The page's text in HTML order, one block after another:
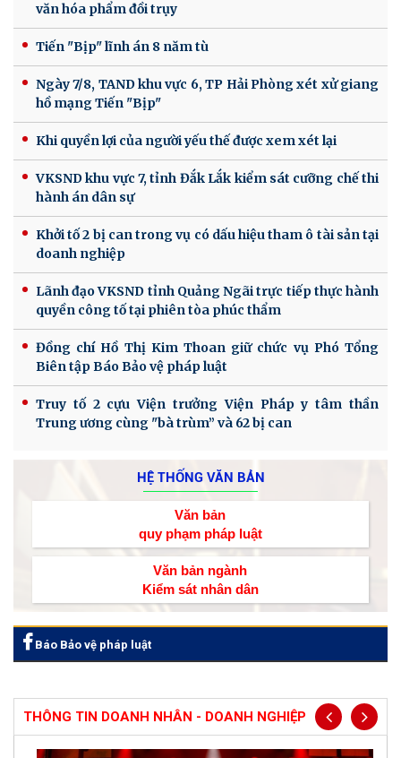
văn hóa phẩm đồi trụy
Tiến "Bịp" lĩnh án 8 năm tù
Ngày 7/8, TAND khu vực 6, TP Hải Phòng xét xử giang
hồ mạng Tiến "Bịp"
Khi quyền lợi của người yếu thế được xem xét lại
VKSND khu vực 7, tỉnh Đắk Lắk kiểm sát cưỡng chế thi
hành án dân sự
Khởi tố 2 bị can trong vụ có dấu hiệu tham ô tài sản tại
doanh nghiệp
Lãnh đạo VKSND tỉnh Quảng Ngãi trực tiếp thực hành
quyền công tố tại phiên tòa phúc thẩm
Đồng chí Hồ Thị Kim Thoan giữ chức vụ Phó Tổng
Biên tập Báo Bảo vệ pháp luật
Truy tố 2 cựu Viện trưởng Viện Pháp y tâm thần
Trung ương cùng "bà trùm” và 62 bị can
HỆ THỐNG VĂN BẢN
Văn bản
quy phạm pháp luật
Văn bản ngành
Kiểm sát nhân dân
Báo Bảo vệ pháp luật
THÔNG TIN DOANH NHÂN - DOANH NGHIỆP